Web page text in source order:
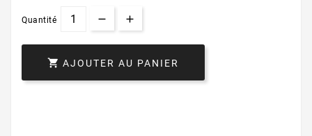
Quantité
 AJOUTER AU PANIER